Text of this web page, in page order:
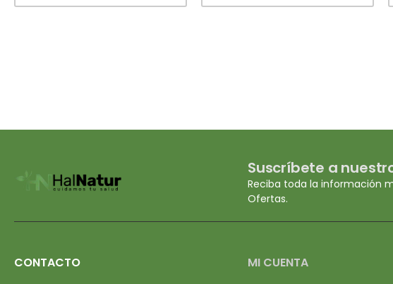
Suscríbete a
Reciba toda la información
Ofertas.
CONTACTO MI CUENTA